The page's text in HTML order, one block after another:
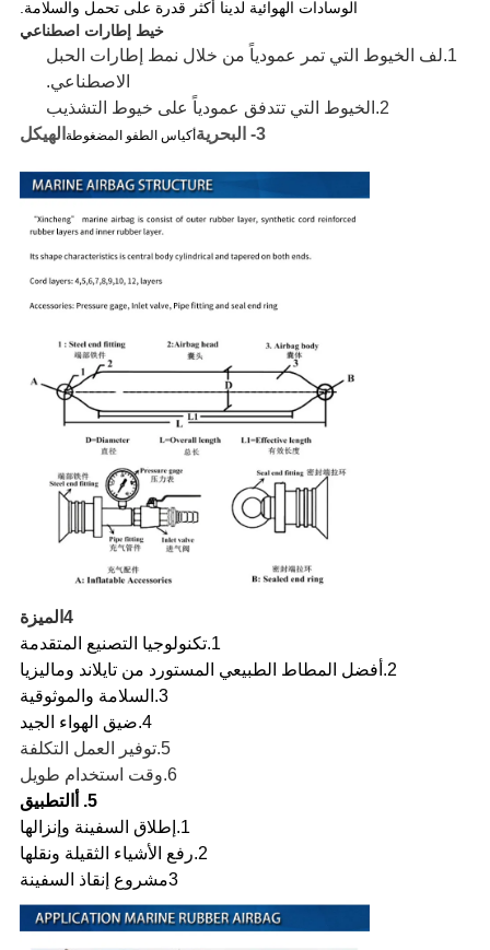
الوسادات الهوائية لدينا أكثر قدرة على تحمل والسلامة.
خيط إطارات اصطناعي
1. لف الخيوط التي تمر عمودياً من خلال نمط إطارات الحبل
الاصطناعي.
2. الخيوط التي تتدفق عمودياً على خيوط التشذيب
3- البحرية
أكياس الطفو المضغوطة الهيكل
4الميزة
1. تكنولوجيا التصنيع المتقدمة
2. أفضل المطاط الطبيعي المستورد من تايلاند وماليزيا
3. السلامة والموثوقية
4. ضيق الهواء الجيد
5. توفير العمل التكلفة
6. وقت استخدام طويل
5. أ
التطبيق
1. إطلاق السفينة وإنزالها
2. رفع الأشياء الثقيلة ونقلها
3مشروع إنقاذ السفينة